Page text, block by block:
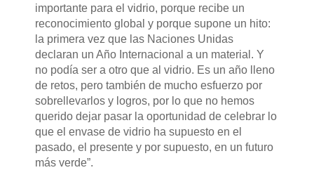
importante para el vidrio, porque recibe un
reconocimiento global y porque supone un hito:
la primera vez que las Naciones Unidas
declaran un Año Internacional a un material. Y
no podía ser a otro que al vidrio. Es un año lleno
de retos, pero también de mucho esfuerzo por
sobrellevarlos y logros, por lo que no hemos
querido dejar pasar la oportunidad de celebrar lo
que el envase de vidrio ha supuesto en el
pasado, el presente y por supuesto, en un futuro
más verde”.